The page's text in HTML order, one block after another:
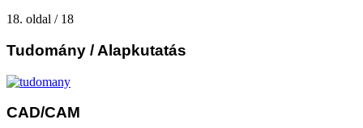
18. oldal / 18
Tudomány / Alapkutatás
CAD/CAM